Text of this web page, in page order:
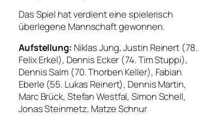
Das Spiel hat verdient eine spielerisch
überlegene Mannschaft gewonnen.
Aufstellung: Niklas Jung, Justin Reinert (78.
Felix Erkel), Dennis Ecker (74. Tim Stuppi),
Dennis Salm (70. Thorben Keller), Fabian
Eberle (55. Lukas Reinert), Dennis Martin,
Marc Brück, Stefan Westfal, Simon Schell,
Jonas Steinmetz, Matze Schnur